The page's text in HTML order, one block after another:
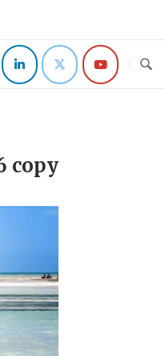
copy